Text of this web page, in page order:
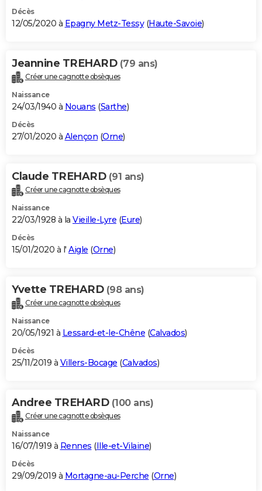
Décès
12/05/2020 à Epagny Metz-Tessy(Haute-Savoie)
Jeannine TREHARD (79 ans)
Créer une cagnotte obsèques
Naissance
24/03/1940 à Nouans (Sarthe)
Décès
27/01/2020 à Alençon (Orne)
Claude TREHARD (91 ans)
Créer une cagnotte obsèques
Naissance
22/03/1928 à la Vieille-Lyre (Eure)
Décès
15/01/2020 à l' Aigle (Orne)
Yvette TREHARD (98 ans)
Créer une cagnotte obsèques
Naissance
20/05/1921 à Lessard-et-le-Chêne (Calvados)
Décès
25/11/2019 à Villers-Bocage (Calvados)
Andree TREHARD (100 ans)
Créer une cagnotte obsèques
Naissance
16/07/1919 à Rennes (Ille-et-Vilaine)
Décès
29/09/2019 à Mortagne-au-Perche (Orne)